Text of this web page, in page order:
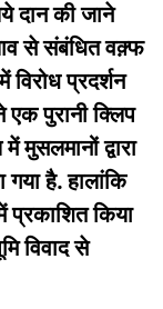
दान की जाने
से संबंधित वक़्फ
प्रदर्शन
एक पुरानी क्लिप
मुसलमानों द्वारा
है. हालांकि
प्रकाशित किया
विवाद से